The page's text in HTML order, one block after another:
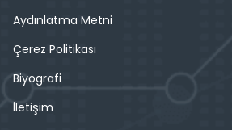
Aydınlatma Metni
Çerez Politikası
Biyografi
İletişim